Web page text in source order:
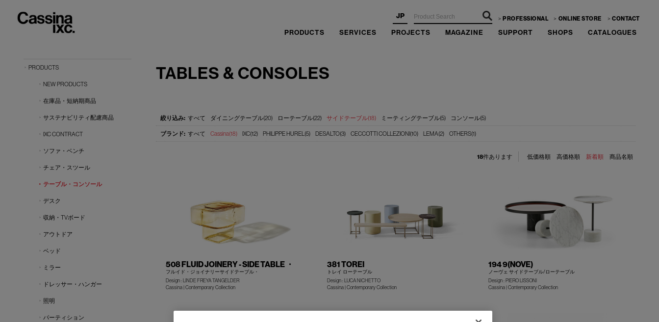
JP PROFESSIONAL ONLINE STORE CONTACT
PRODUCTS SERVICES PROJECTS MAGAZINE SUPPORT SHOPS CATALOGUES
TABLES & CONSOLES
すべて ダイニングテーブル(20) ローテーブル(22) サイドテーブル(18) ミーティングテーブル(5) コンソール(5)
すべて Cassina(18) IXC(12) PHILIPPE HUREL(5) DESALTO(3) CECCOTTI COLLEZIONI(10) LEMA(2) OTHERS(1)
低価格順 高価格順 新着順 商品名順
18件あります
508 FLUID JOINERY - SIDE TABLE ・
フルイド・ジョイナリーサイドテーブル・
Design : LINDE FREYA TANGELDER
Cassina | Contemporary Collection
381 TOREI
トレイ ローテーブル
Design : LUCA NICHETTO
Cassina | Contemporary Collection
194 9(NOVE)
ノーヴェ サイドテーブル/ローテーブル
Design : PIERO LISSONI
Cassina | Contemporary Collection
PRODUCTS
NEW PRODUCTS
在庫品・短納期商品
サステナビリティ配慮商品
IXC CONTRACT
ソファ・ベンチ
チェア・スツール
テーブル・コンソール
デスク
収納・TVボード
アウトドア
ベッド
ミラー
ドレッサー・ハンガー
照明
パーティション